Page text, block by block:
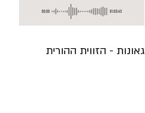
גאונות - הזווית ההורית